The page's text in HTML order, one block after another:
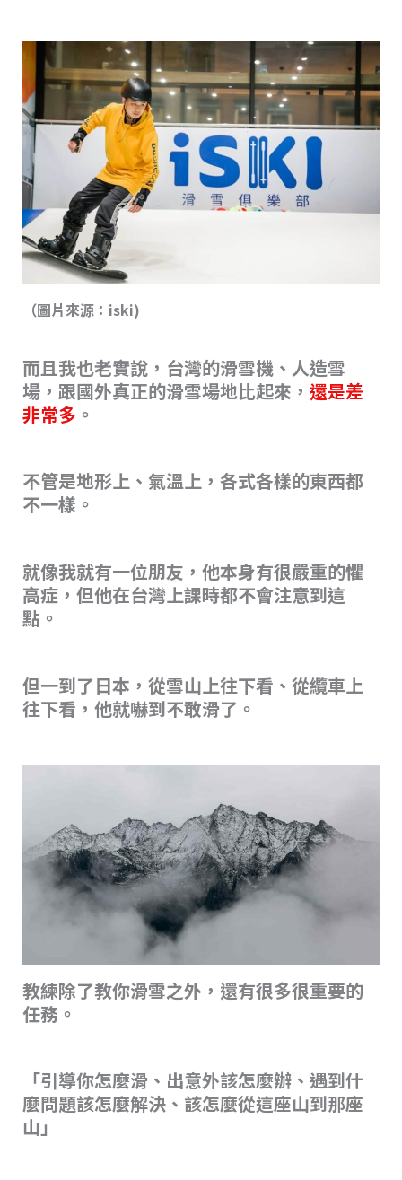
（圖片來源：iski)
而且我也老實說，台灣的滑雪機、人造雪
場，跟國外真正的滑雪場地比起來， 還是差
非常多 。
不管是地形上、氣溫上，各式各樣的東西都
不一樣。
就像我就有一位朋友，他本身有很嚴重的懼
高症，但他在台灣上課時都不會注意到這
點。
但一到了日本，從雪山上往下看、從纜車上
往下看，他就嚇到不敢滑了。
教練除了教你滑雪之外，還有很多很重要的
任務。
「引導你怎麼滑、出意外該怎麼辦、遇到什
麼問題該怎麼解決、該怎麼從這座山到那座
山」